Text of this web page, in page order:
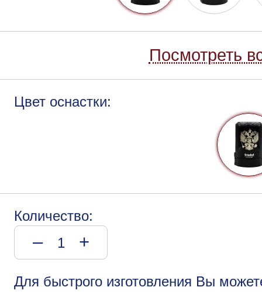
Посмотреть
Цвет оснастки:
Количество:
– +
Для быстрого изготовления Вы